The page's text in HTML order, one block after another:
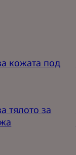
кожата под
тялото за